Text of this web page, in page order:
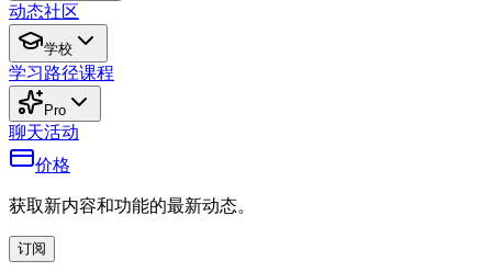
动态社区
学校
学习路径课程
Pro
聊天活动
价格
获取新内容和功能的最新动态。
订阅